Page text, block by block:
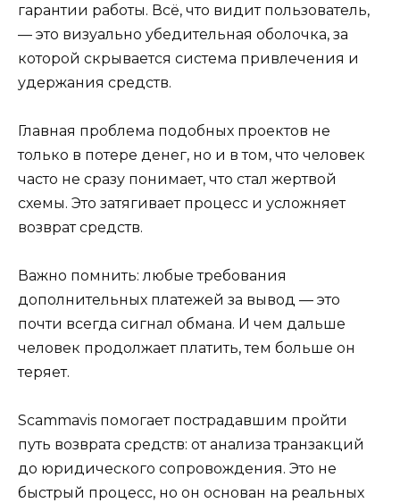
гарантии работы. Всё, что видит пользователь,
— это визуально убедительная оболочка, за
которой скрывается система привлечения и
удержания средств.
Главная проблема подобных проектов не
только в потере денег, но и в том, что человек
часто не сразу понимает, что стал жертвой
схемы. Это затягивает процесс и усложняет
возврат средств.
Важно помнить: любые требования
дополнительных платежей за вывод — это
почти всегда сигнал обмана. И чем дальше
человек продолжает платить, тем больше он
теряет.
Scammavis помогает пострадавшим пройти
путь возврата средств: от анализа транзакций
до юридического сопровождения. Это не
быстрый процесс, но он основан на реальных